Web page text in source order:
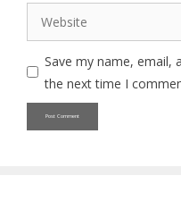
Save my name, email,
the next time I